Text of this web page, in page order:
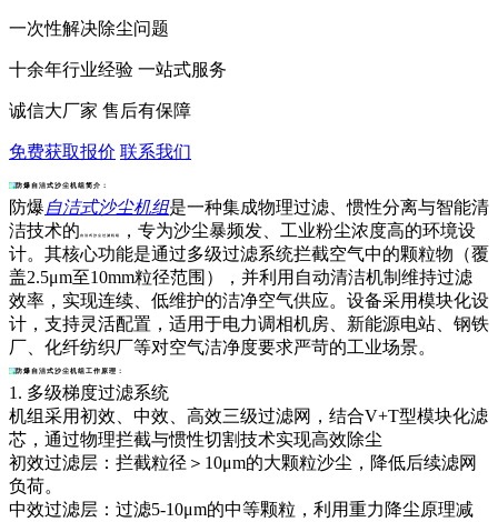
一次性解决除尘问题
十余年行业经验 一站式服务
诚信大厂家 售后有保障
免费获取报价 联系我们
防爆自洁式沙尘机组简介：
防爆自洁式沙尘机组是一种集成物理过滤、惯性分离与智能清
洁技术的
自洁式沙尘过滤机组
，专为沙尘暴频发、工业粉尘浓度高的环境设
计。其核心功能是通过多级过滤系统拦截空气中的颗粒物（覆
盖2.5μm至10mm粒径范围），并利用自动清洁机制维持过滤
效率，实现连续、低维护的洁净空气供应。设备采用模块化设
计，支持灵活配置，适用于电力调相机房、新能源电站、钢铁
厂、化纤纺织厂等对空气洁净度要求严苛的工业场景。
防爆自洁式沙尘机组工作原理：
1. 多级梯度过滤系统
机组采用初效、中效、高效三级过滤网，结合V+T型模块化滤
芯，通过物理拦截与惯性切割技术实现高效除尘
初效过滤层：拦截粒径＞10μm的大颗粒沙尘，降低后续滤网
负荷。
中效过滤层：过滤5-10μm的中等颗粒，利用重力降尘原理减